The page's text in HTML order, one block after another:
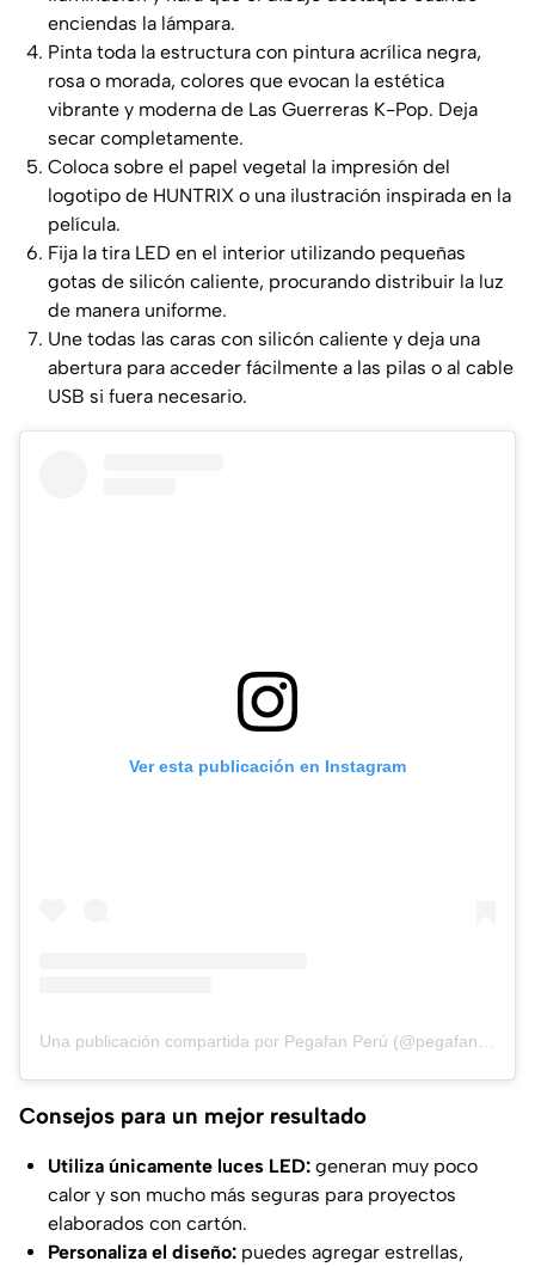
enciendas la lámpara.
Pinta toda la estructura con pintura acrílica negra,
rosa o morada, colores que evocan la estética
vibrante y moderna de Las Guerreras K-Pop. Deja
secar completamente.
Coloca sobre el papel vegetal la impresión del
logotipo de HUNTRIX o una ilustración inspirada en la
película.
Fija la tira LED en el interior utilizando pequeñas
gotas de silicón caliente, procurando distribuir la luz
de manera uniforme.
Une todas las caras con silicón caliente y deja una
abertura para acceder fácilmente a las pilas o al cable
USB si fuera necesario.
Ver esta publicación en Instagram
Consejos para un mejor resultado
Utiliza únicamente luces LED: generan muy poco
calor y son mucho más seguras para proyectos
elaborados con cartón.
Personaliza el diseño: puedes agregar estrellas,